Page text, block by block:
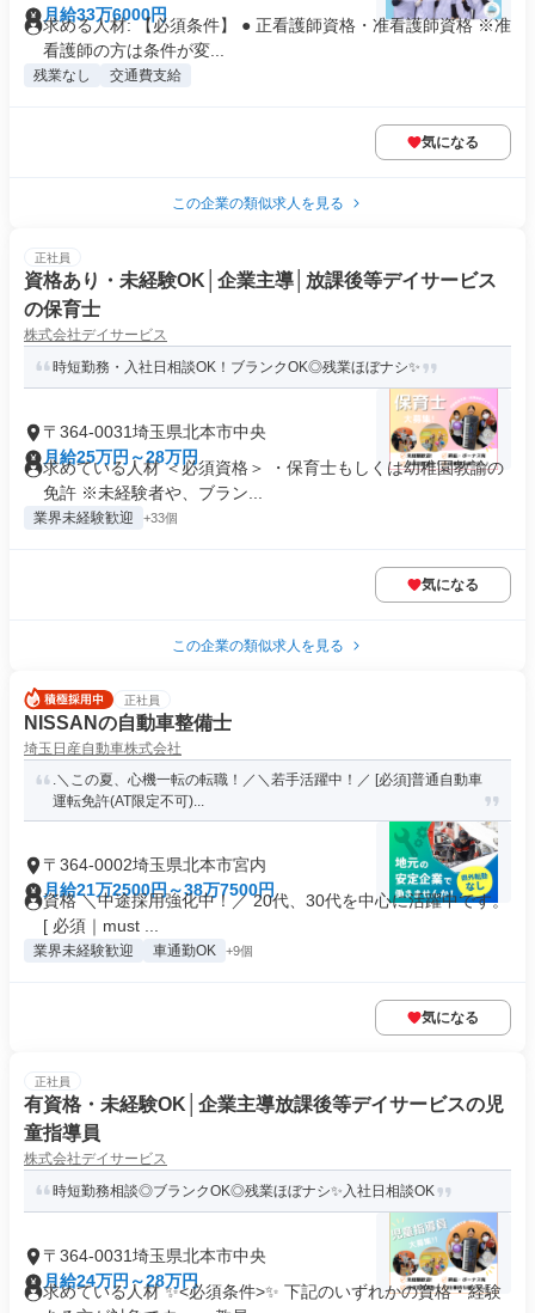
月給33万6000円
求める人材: 【必須条件】 ● 正看護師資格・准看護師資格 ※准
看護師の方は条件が変...
残業なし 交通費支給
気になる
この企業の類似求人を見る
正社員
資格あり・未経験OK│企業主導│放課後等デイサービス
の保育士
株式会社デイサービス
時短勤務・入社日相談OK！ブランクOK◎残業ほぼナシ✨
〒364-0031埼玉県北本市中央
月給25万円～28万円
求めている人材 ＜必須資格＞ ・保育士もしくは幼稚園教諭の
免許 ※未経験者や、ブラン...
業界未経験歓迎 +33個
気になる
この企業の類似求人を見る
正社員
NISSANの自動車整備士
埼玉日産自動車株式会社
.＼この夏、心機一転の転職！／＼若手活躍中！／ [必須]普通自動車
運転免許(AT限定不可)...
〒364-0002埼玉県北本市宮内
月給21万2500円～38万7500円
資格 ＼中途採用強化中！／ 20代、30代を中心に活躍中です。
[ 必須｜must ...
業界未経験歓迎 車通勤OK +9個
気になる
正社員
有資格・未経験OK│企業主導放課後等デイサービスの児
童指導員
株式会社デイサービス
時短勤務相談◎ブランクOK◎残業ほぼナシ✨入社日相談OK
〒364-0031埼玉県北本市中央
月給24万円～28万円
求めている人材 ✨<必須条件>✨ 下記のいずれかの資格・経験